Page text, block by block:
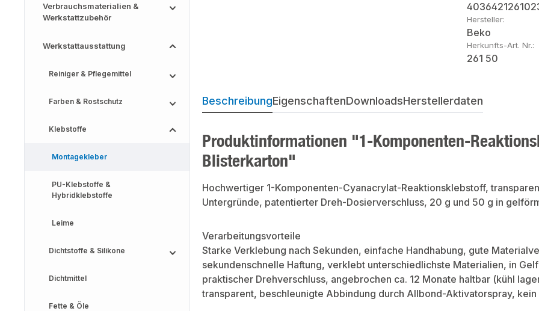
Verbrauchsmaterialien &
Werkstattzubehör
Werkstattausstattung
Reiniger & Pflegemittel
Farben & Rostschutz
Klebstoffe
Montagekleber
PU-Klebstoffe &
Hybridklebstoffe
Leime
Dichtstoffe & Silikone
Dichtmittel
Fette & Öle
Hersteller:
Beko
Herkunfts-Art. Nr.:
261 50
BeschreibungEigenschaftenDownloadsHerstellerdaten
Produktinformationen "1-Komponenten-
Blisterkarton"
Hochwertiger 1-Komponenten-Cyanacrylat-Reaktionsklebstoff,
Untergründe, patentierter Dreh-Dosierverschluss, 20 g und 50 g in
Verarbeitungsvorteile
Starke Verklebung nach Sekunden, einfache Handhabung, gute
sekundenschnelle Haftung, verklebt unterschiedlichste Materialien, in
praktischer Drehverschluss, angebrochen ca. 12 Monate haltbar (kühl
transparent, beschleunigte Abbindung durch Allbond-Aktivatorspray, kein